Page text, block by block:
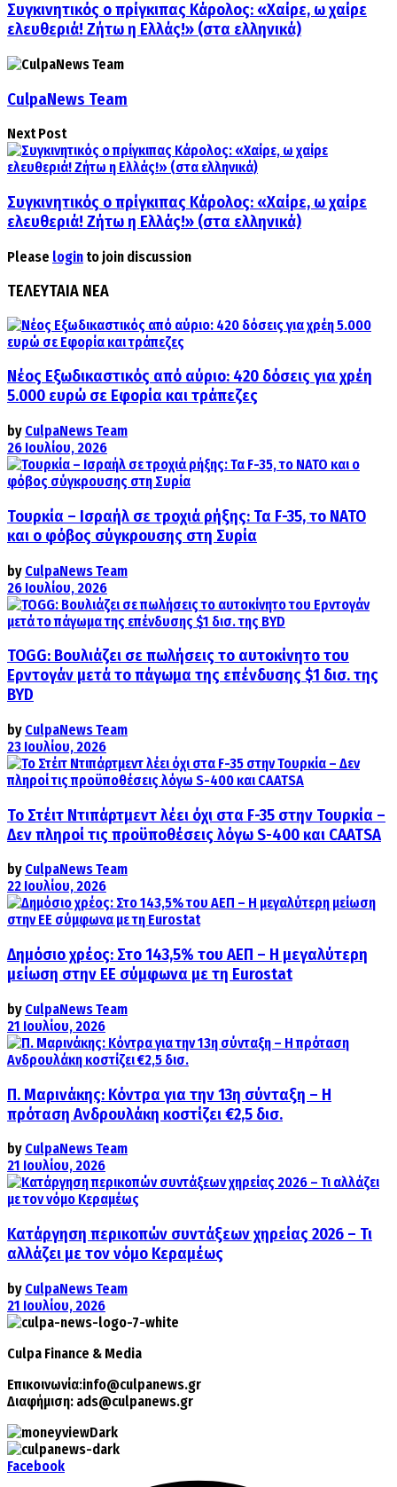
Συγκινητικός ο πρίγκιπας Κάρολος: «Χαίρε, ω χαίρε
ελευθεριά! Ζήτω η Ελλάς!» (στα ελληνικά)
CulpaNews Team
Next Post
Συγκινητικός ο πρίγκιπας Κάρολος: «Χαίρε, ω χαίρε
ελευθεριά! Ζήτω η Ελλάς!» (στα ελληνικά)
Please login to join discussion
ΤΕΛΕΥΤΑΙΑ ΝΕΑ
Νέος Εξωδικαστικός από αύριο: 420 δόσεις για χρέη
5.000 ευρώ σε Εφορία και τράπεζες
by CulpaNews Team
26 Ιουλίου, 2026
Τουρκία – Ισραήλ σε τροχιά ρήξης: Τα F-35, το ΝΑΤΟ
και ο φόβος σύγκρουσης στη Συρία
by CulpaNews Team
26 Ιουλίου, 2026
TOGG: Βουλιάζει σε πωλήσεις το αυτοκίνητο του
Ερντογάν μετά το πάγωμα της επένδυσης $1 δισ. της
BYD
by CulpaNews Team
23 Ιουλίου, 2026
Το Στέιτ Ντιπάρτμεντ λέει όχι στα F-35 στην Τουρκία –
Δεν πληροί τις προϋποθέσεις λόγω S-400 και CAATSA
by CulpaNews Team
22 Ιουλίου, 2026
Δημόσιο χρέος: Στο 143,5% του ΑΕΠ – Η μεγαλύτερη
μείωση στην ΕΕ σύμφωνα με τη Eurostat
by CulpaNews Team
21 Ιουλίου, 2026
Π. Μαρινάκης: Κόντρα για την 13η σύνταξη – Η
πρόταση Ανδρουλάκη κοστίζει €2,5 δισ.
by CulpaNews Team
21 Ιουλίου, 2026
Κατάργηση περικοπών συντάξεων χηρείας 2026 – Τι
αλλάζει με τον νόμο Κεραμέως
by CulpaNews Team
21 Ιουλίου, 2026
Culpa Finance & Media
Επικοινωνία:info@culpanews.gr
Διαφήμιση: ads@culpanews.gr
Facebook